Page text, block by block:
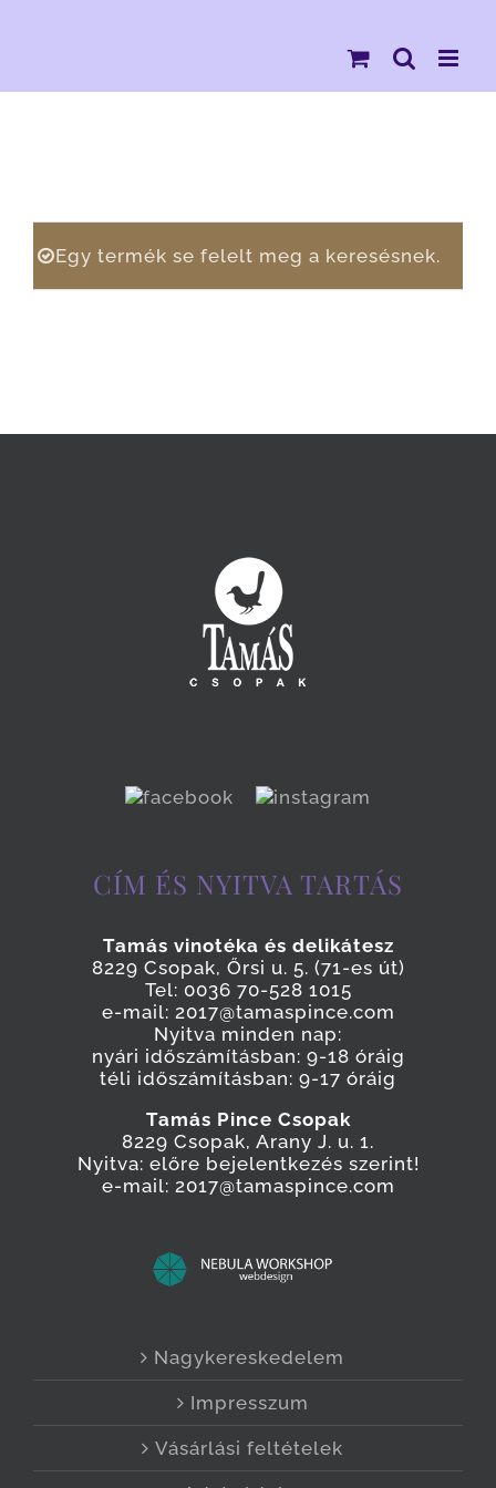
Egy termék se felelt meg a keresésnek.
CÍM ÉS NYITVA TARTÁS
Tamás vinotéka és delikátesz
8229 Csopak, Őrsi u. 5. (71-es út)
Tel: 0036 70-528 1015
e-mail: 2017@tamaspince.com
Nyitva minden nap:
nyári időszámításban: 9-18 óráig
téli időszámításban: 9-17 óráig
Tamás Pince Csopak
8229 Csopak, Arany J. u. 1.
Nyitva: előre bejelentkezés szerint!
e-mail: 2017@tamaspince.com
Nagykereskedelem
Impresszum
Vásárlási feltételek